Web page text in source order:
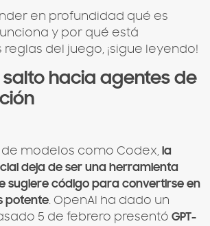
en profundidad qué es
y por qué está
del juego, ¡sigue leyendo!
salto hacia agentes de
modelos como Codex, la
deja de ser una herramienta
sugiere código para convertirse en
potente. OpenAI ha dado un
5 de febrero presentó GPT-